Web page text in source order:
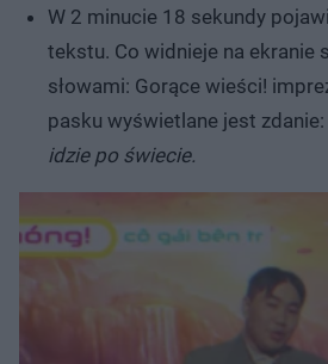
W 2 minucie 18 sekundy
tekstu. Co widnieje na ekranie
słowami: Gorące wieści!
pasku wyświetlane jest zdanie:
idzie po świecie.